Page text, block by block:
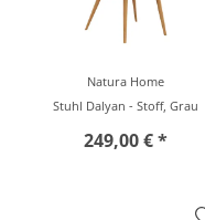
Natura Home
Stuhl Dalyan - Stoff, Grau
249,00 € *